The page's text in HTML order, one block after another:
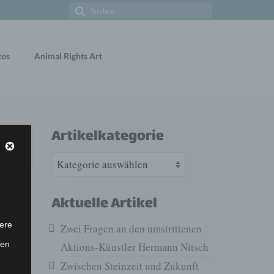
Suche
nach:
Animal Rights Art
18 Artikelkategorie
Artikelkategorie
Aktuelle Artikel
Zwei Fragen an den umstrittenen
Aktions-Künstler Hermann Nitsch
Zwischen Steinzeit und Zukunft